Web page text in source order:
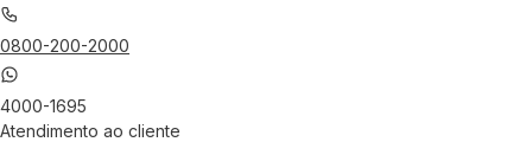
0800-200-2000
4000-1695
Atendimento ao cliente